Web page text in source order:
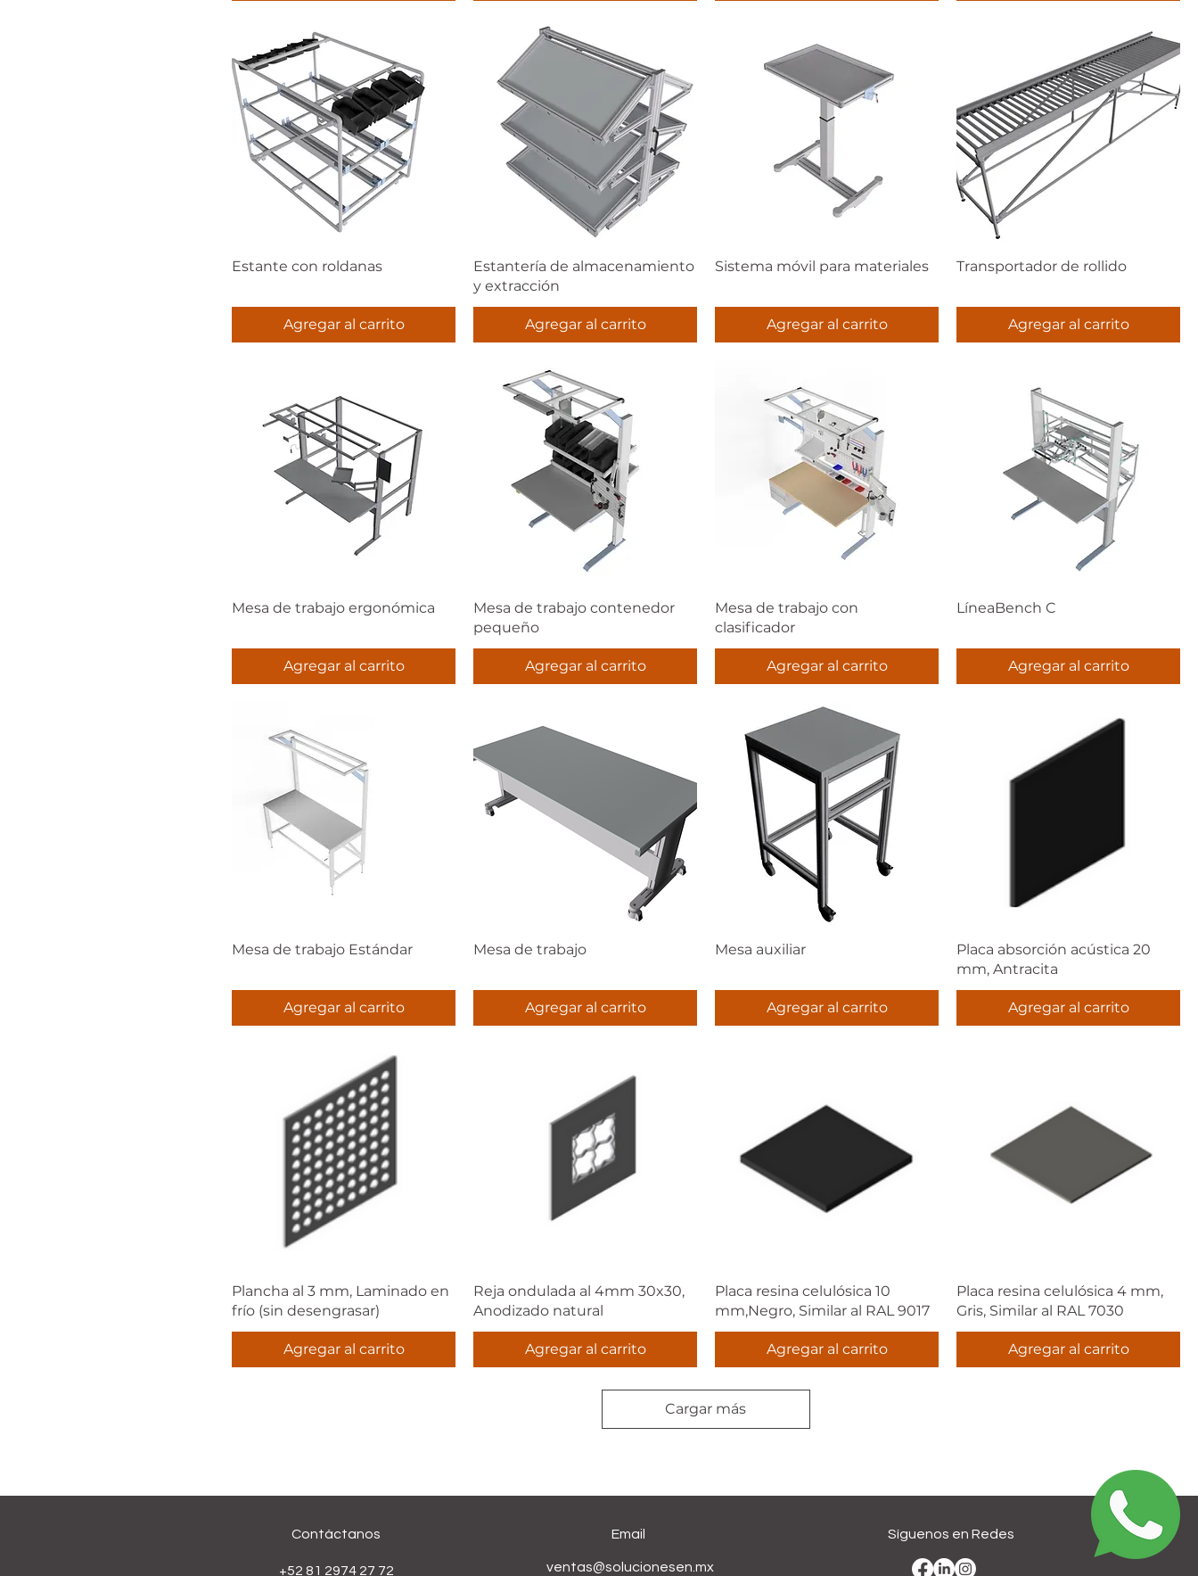
Estante con roldanas
Agregar al carrito
Estantería de almacenamiento
y extracción
Agregar al carrito
Sistema móvil para materiales
Agregar al carrito
Transportador de rollido
Agregar al carrito
Mesa de trabajo ergonómica
Agregar al carrito
Mesa de trabajo contenedor
pequeño
Agregar al carrito
Mesa de trabajo con
clasificador
Agregar al carrito
LíneaBench C
Agregar al carrito
Mesa de trabajo Estándar
Agregar al carrito
Mesa de trabajo
Agregar al carrito
Mesa auxiliar
Agregar al carrito
Placa absorción acústica 20
mm, Antracita
Agregar al carrito
Plancha al 3 mm, Laminado en
frío (sin desengrasar)
Agregar al carrito
Reja ondulada al 4mm 30x30,
Anodizado natural
Agregar al carrito
Placa resina celulósica 10
mm,Negro, Similar al RAL 9017
Agregar al carrito
Placa resina celulósica 4 mm,
Gris, Similar al RAL 7030
Agregar al carrito
Cargar más
Email
+52 81 2974 27 72 ventas@solucionesen.mx
Síguenos en Redes
Contáctanos